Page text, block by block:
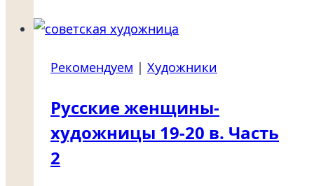
и
творчество
из
Курска
Рекомендуем | Художники
Русские женщины-
художницы 19-20 в. Часть
2